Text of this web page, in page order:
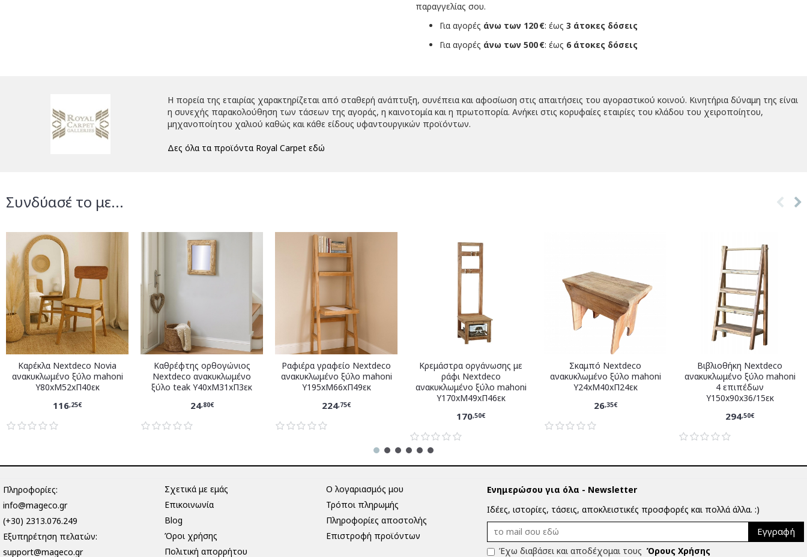
παραγγελίας σου.
Για αγορές άνω των 120 €: έως 3 άτοκες δόσεις
Για αγορές άνω των 500 €: έως 6 άτοκες δόσεις
Η πορεία της εταιρίας χαρακτηρίζεται από σταθερή ανάπτυξη, συνέπεια και αφοσίωση στις απαιτήσεις του αγοραστικού κοινού. Κινητήρια δύναμη της είναι
η συνεχής παρακολούθηση των τάσεων της αγοράς, η καινοτομία και η πρωτοπορία. Ανήκει στις κορυφαίες εταιρίες του κλάδου του χειροποίητου,
μηχανοποίητου χαλιού καθώς και κάθε είδους υφαντουργικών προϊόντων.
Δες όλα τα προϊόντα Royal Carpet εδώ
Συνδύασέ το με...
Καρέκλα Nextdeco Novia
ανακυκλωμένο ξύλο mahoni
Υ80xM52xΠ40εκ
116,25€
Καθρέφτης ορθογώνιος
Nextdeco ανακυκλωμένο
ξύλο teak Υ40xM31xΠ3εκ
24,80€
Ραφιέρα γραφείο Nextdeco
ανακυκλωμένο ξύλο mahoni
Υ195xM66xΠ49εκ
224,75€
Κρεμάστρα οργάνωσης με
ράφι Nextdeco
ανακυκλωμένο ξύλο mahoni
Υ170xM49xΠ46εκ
170,50€
Σκαμπό Nextdeco
ανακυκλωμένο ξύλο mahoni
Υ24xM40xΠ24εκ
26,35€
Βιβλιοθήκη Nextdeco
ανακυκλωμένο ξύλο mahoni
4 επιπέδων
Υ150x90x36/15εκ
294,50€
Πληροφορίες:
info@mageco.gr
(+30) 2313.076.249
Eξυπηρέτηση πελατών:
support@mageco.gr
Σχετικά με εμάς
Επικοινωνία
Blog
Όροι χρήσης
Πολιτική απορρήτου
Ο λογαριασμός μου
Τρόποι πληρωμής
Πληροφορίες αποστολής
Επιστροφή προϊόντων
Ενημερώσου για όλα - Newsletter
Ιδέες, ιστορίες, τάσεις, αποκλειστικές προσφορές και πολλά άλλα. :)
Εγγραφή
Έχω διαβάσει και αποδέχομαι τους Όρους Χρήσης